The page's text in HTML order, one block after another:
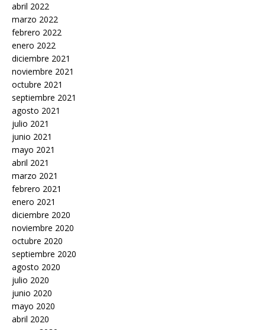
abril 2022
marzo 2022
febrero 2022
enero 2022
diciembre 2021
noviembre 2021
octubre 2021
septiembre 2021
agosto 2021
julio 2021
junio 2021
mayo 2021
abril 2021
marzo 2021
febrero 2021
enero 2021
diciembre 2020
noviembre 2020
octubre 2020
septiembre 2020
agosto 2020
julio 2020
junio 2020
mayo 2020
abril 2020